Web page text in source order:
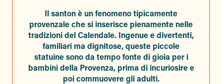
Il santon è un fenomeno tipicamente
provenzale che si inserisce pienamente nelle
tradizioni del Calendale. Ingenue e divertenti,
familiari ma dignitose, queste piccole
statuine sono da tempo fonte di gioia per i
bambini della Provenza, prima di incuriosire e
poi commuovere gli adulti.